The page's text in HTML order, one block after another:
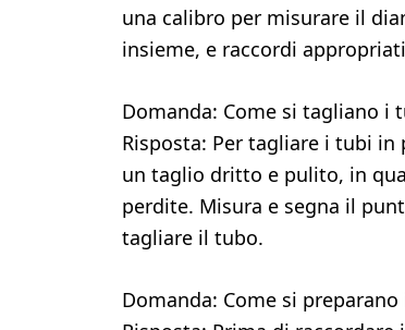
una calibro per misurare il
insieme, e raccordi
Domanda: Come si tagliano i
Risposta: Per tagliare i tubi
un taglio dritto e pulito, in
perdite. Misura e segna il
tagliare il tubo.
Domanda: Come si